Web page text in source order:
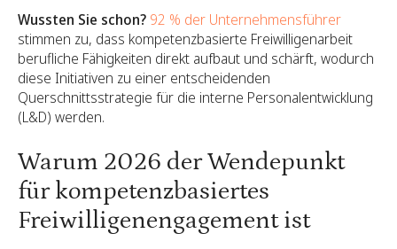
Wussten Sie schon? 92 % der Unternehmensführer
stimmen zu, dass kompetenzbasierte Freiwilligenarbeit
berufliche Fähigkeiten direkt aufbaut und schärft, wodurch
diese Initiativen zu einer entscheidenden
Querschnittsstrategie für die interne Personalentwicklung
(L&D) werden.
Warum 2026 der Wendepunkt
für kompetenzbasiertes
Freiwilligenengagement ist